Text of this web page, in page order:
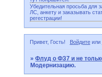
Убедительная просьба для
ЛС, анкету и заказывать
регестрации!
Привет, Гость! Войдитеили
»Флуд о ФЗ7 и не
Модернизацию.